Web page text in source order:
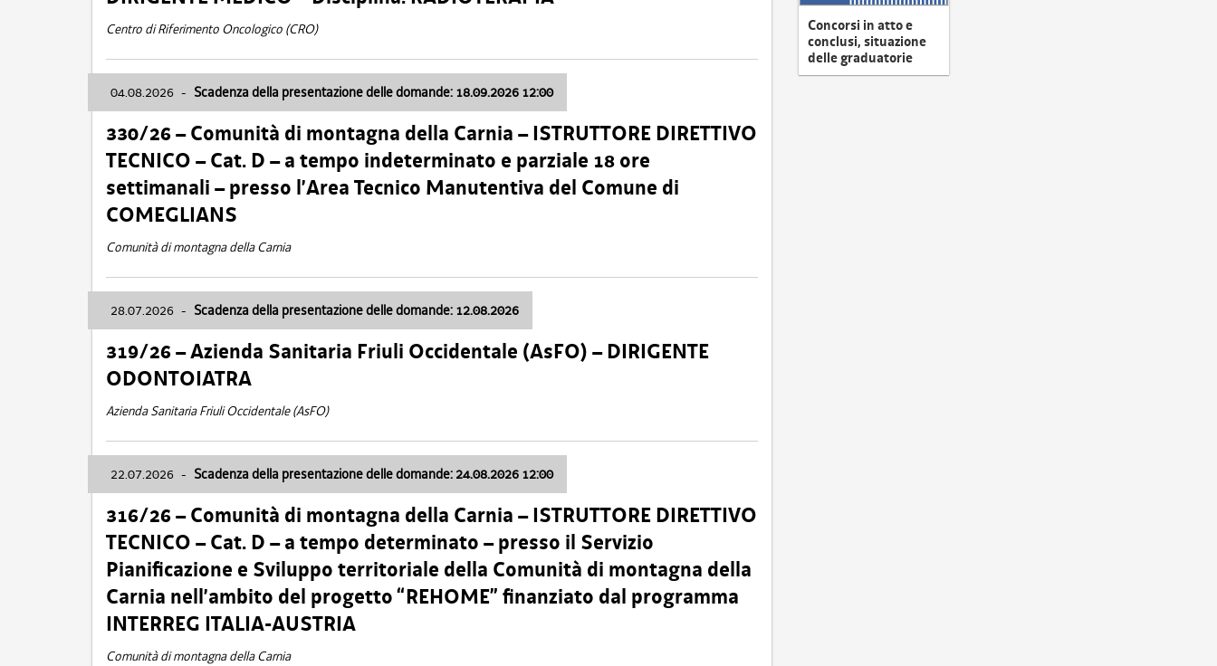
Centro di Riferimento Oncologico (CRO)
04.08.2026 - Scadenza della presentazione delle domande: 18.09.2026 12:00
330/26 – Comunità di montagna della Carnia – ISTRUTTORE DIRETTIVO
TECNICO – Cat. D – a tempo indeterminato e parziale 18 ore
settimanali – presso l’Area Tecnico Manutentiva del Comune di
COMEGLIANS
Comunità di montagna della Carnia
28.07.2026 - Scadenza della presentazione delle domande: 12.08.2026
319/26 – Azienda Sanitaria Friuli Occidentale (AsFO) – DIRIGENTE
ODONTOIATRA
Azienda Sanitaria Friuli Occidentale (AsFO)
22.07.2026 - Scadenza della presentazione delle domande: 24.08.2026 12:00
316/26 – Comunità di montagna della Carnia – ISTRUTTORE DIRETTIVO
TECNICO – Cat. D – a tempo determinato – presso il Servizio
Pianificazione e Sviluppo territoriale della Comunità di montagna della
Carnia nell’ambito del progetto “REHOME” finanziato dal programma
INTERREG ITALIA-AUSTRIA
Comunità di montagna della Carnia
Concorsi in atto e
conclusi, situazione
delle graduatorie